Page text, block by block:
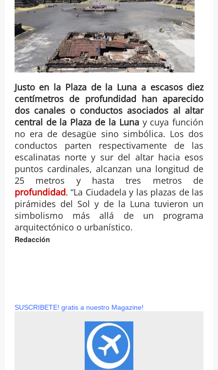
Justo en la Plaza de la Luna a escasos diez
centímetros de profundidad han aparecido
dos canales o conductos asociados al altar
central de la Plaza de la Lunay cuya función
no era de desagüe sino simbólica. Los dos
conductos parten respectivamente de las
escalinatas norte y sur del altar hacia esos
puntos cardinales, alcanzan una longitud de
25 metros y hasta tres metros de
profundidad. “La Ciudadela y las plazas de las
pirámides del Sol y de la Luna tuvieron un
simbolismo más allá de un programa
arquitectónico o urbanístico.
Redacción
SUSCRIBETE! gratis a nuestro Magazine!